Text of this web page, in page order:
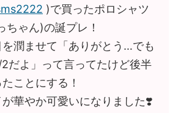
)で買ったポロシャツ
ちゃん)の誕プレ！
潤ませて「ありがとう…でも
だよ」って言ってたけど後半
ことにする！
華やか可愛いになりました❣️